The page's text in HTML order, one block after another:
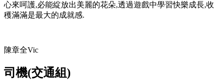
心來呵護,必能綻放出美麗的花朵,透過遊戲中學習快樂成長,收
穫滿滿是最大的成就感.
陳章全Vic
司機(交通組)